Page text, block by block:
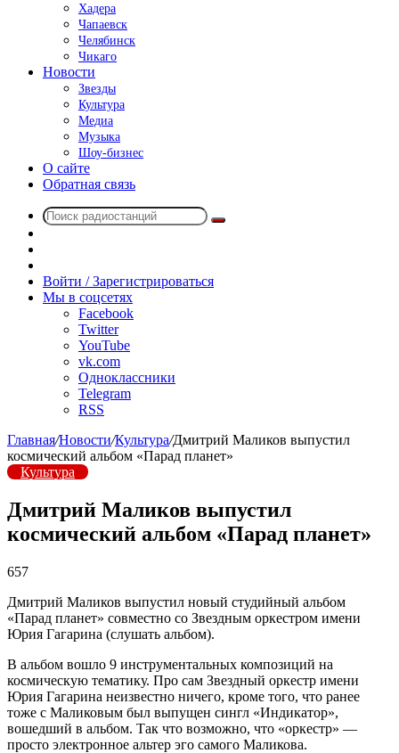
Хадера
Чапаевск
Челябинск
Чикаго
Новости
Звезды
Культура
Медиа
Музыка
Шоу-бизнес
О сайте
Обратная связь
Поиск
радио
Войти / Зарегистрироваться
Мы в соцсетях
Facebook
Twitter
YouTube
vk.com
Одноклассники
Telegram
RSS
Главная/Новости/Культура/Дмитрий Маликов выпустил
космический альбом «Парад планет»
Культура
Дмитрий Маликов выпустил
космический альбом «Парад планет»
657
Дмитрий Маликов выпустил новый студийный альбом
«Парад планет» совместно со Звездным оркестром имени
Юрия Гагарина (слушать альбом).
В альбом вошло 9 инструментальных композиций на
космическую тематику. Про сам Звездный оркестр имени
Юрия Гагарина неизвестно ничего, кроме того, что ранее
тоже с Маликовым был выпущен сингл «Индикатор»,
вошедший в альбом. Так что возможно, что «оркестр» —
просто электронное альтер эго самого Маликова.